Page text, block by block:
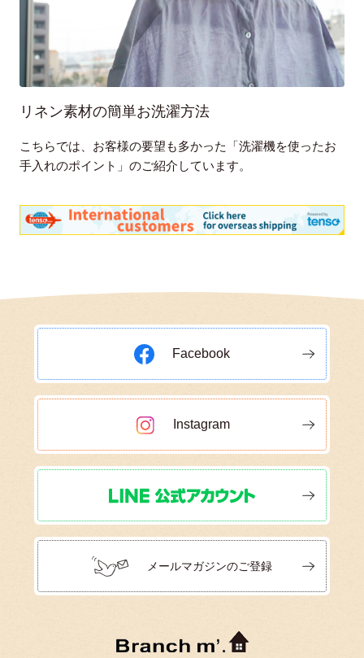
リネン素材の簡単お洗濯方法
こちらでは、お客様の要望も多かった「洗濯機を使ったお
手入れのポイント」のご紹介しています。
Facebook
Instagram
メールマガジンのご登録